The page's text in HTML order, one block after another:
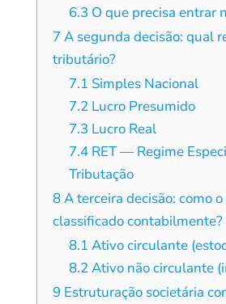
6.3 O que precisa entrar
7 A segunda decisão: qual
tributário?
7.1 Simples Nacional
7.2 Lucro Presumido
7.3 Lucro Real
7.4 RET — Regime
Tributação
8A terceira decisão: como
classificado contabilmente?
8.1 Ativo circulante
8.2Ativo não circulante
9 Estruturação societária